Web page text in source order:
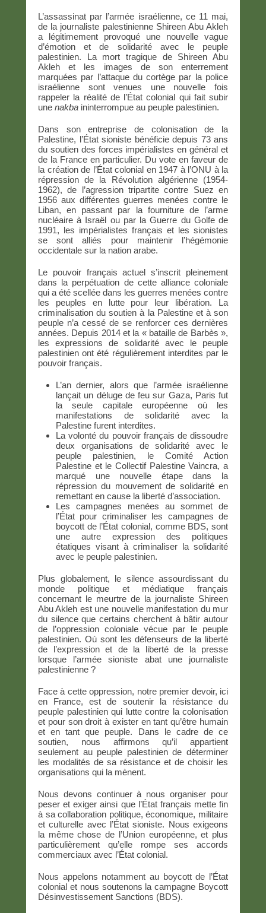
L’assassinat par l’armée israélienne, ce 11 mai,
de la journaliste palestinienne Shireen Abu Akleh
a légitimement provoqué une nouvelle vague
d’émotion et de solidarité avec le peuple
palestinien. La mort tragique de Shireen Abu
Akleh et les images de son enterrement
marquées par l’attaque du cortège par la police
israélienne sont venues une nouvelle fois
rappeler la réalité de l’État colonial qui fait subir
une nakba ininterrompue au peuple palestinien.
Dans son entreprise de colonisation de la
Palestine, l’État sioniste bénéficie depuis 73 ans
du soutien des forces impérialistes en général et
de la France en particulier. Du vote en faveur de
la création de l’État colonial en 1947 à l’ONU à la
répression de la Révolution algérienne (1954-
1962), de l’agression tripartite contre Suez en
1956 aux différentes guerres menées contre le
Liban, en passant par la fourniture de l’arme
nucléaire à Israël ou par la Guerre du Golfe de
1991, les impérialistes français et les sionistes
se sont alliés pour maintenir l’hégémonie
occidentale sur la nation arabe.
Le pouvoir français actuel s’inscrit pleinement
dans la perpétuation de cette alliance coloniale
qui a été scellée dans les guerres menées contre
les peuples en lutte pour leur libération. La
criminalisation du soutien à la Palestine et à son
peuple n’a cessé de se renforcer ces dernières
années. Depuis 2014 et la « bataille de Barbès »,
les expressions de solidarité avec le peuple
palestinien ont été régulièrement interdites par le
pouvoir français.
L’an dernier, alors que l’armée israélienne
lançait un déluge de feu sur Gaza, Paris fut
la seule capitale européenne où les
manifestations de solidarité avec la
Palestine furent interdites.
La volonté du pouvoir français de dissoudre
deux organisations de solidarité avec le
peuple palestinien, le Comité Action
Palestine et le Collectif Palestine Vaincra, a
marqué une nouvelle étape dans la
répression du mouvement de solidarité en
remettant en cause la liberté d’association.
Les campagnes menées au sommet de
l’État pour criminaliser les campagnes de
boycott de l’État colonial, comme BDS, sont
une autre expression des politiques
étatiques visant à criminaliser la solidarité
avec le peuple palestinien.
Plus globalement, le silence assourdissant du
monde politique et médiatique français
concernant le meurtre de la journaliste Shireen
Abu Akleh est une nouvelle manifestation du mur
du silence que certains cherchent à bâtir autour
de l’oppression coloniale vécue par le peuple
palestinien. Où sont les défenseurs de la liberté
de l’expression et de la liberté de la presse
lorsque l’armée sioniste abat une journaliste
palestinienne ?
Face à cette oppression, notre premier devoir, ici
en France, est de soutenir la résistance du
peuple palestinien qui lutte contre la colonisation
et pour son droit à exister en tant qu’être humain
et en tant que peuple. Dans le cadre de ce
soutien, nous affirmons qu’il appartient
seulement au peuple palestinien de déterminer
les modalités de sa résistance et de choisir les
organisations qui la mènent.
Nous devons continuer à nous organiser pour
peser et exiger ainsi que l’État français mette fin
à sa collaboration politique, économique, militaire
et culturelle avec l’État sioniste. Nous exigeons
la même chose de l’Union européenne, et plus
particulièrement qu’elle rompe ses accords
commerciaux avec l’État colonial.
Nous appelons notamment au boycott de l’État
colonial et nous soutenons la campagne Boycott
Désinvestissement Sanctions (BDS).